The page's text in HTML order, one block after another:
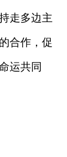
走多边主
合作，促
运共同